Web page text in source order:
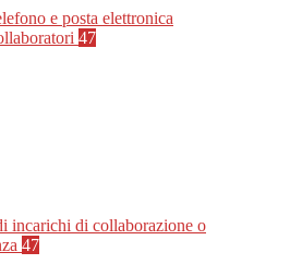
e posta elettronica
47
incarichi di collaborazione o
47